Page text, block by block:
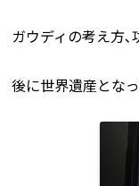
ガウディの考え方
後に世界遺産とな